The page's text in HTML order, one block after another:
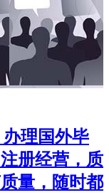
办理国外毕
册经营，质
量，随时都